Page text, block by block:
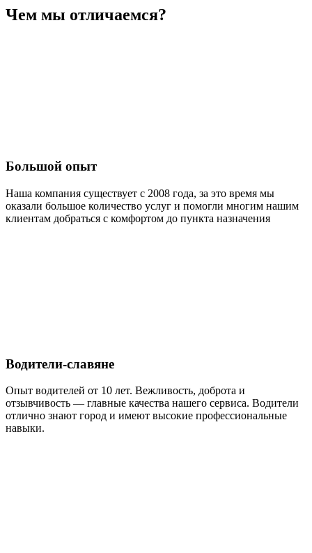
Чем мы отличаемся?
Большой опыт
Наша компания существует с 2008 года, за это время мы
оказали большое количество услуг и помогли многим нашим
клиентам добраться с комфортом до пункта назначения
Водители-славяне
Опыт водителей от 10 лет. Вежливость, доброта и
отзывчивость — главные качества нашего сервиса. Водители
отлично знают город и имеют высокие профессиональные
навыки.